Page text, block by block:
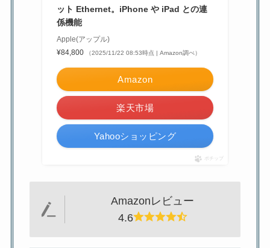
ット Ethernet。iPhone や iPad との連
係機能
Apple(アップル)
¥84,800
（2025/11/22 08:53時点 | Amazon調べ）
Amazon
楽天市場
Yahooショッピング
ポチップ
Amazonレビュー
4.6